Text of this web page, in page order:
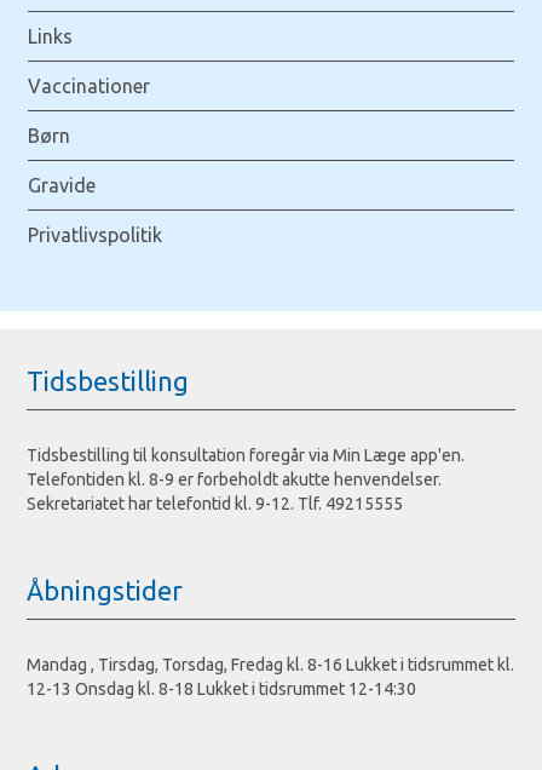
Links
Vaccinationer
Børn
Gravide
Privatlivspolitik
Tidsbestilling
Tidsbestilling til konsultation foregår via Min Læge app'en.
Telefontiden kl. 8-9 er forbeholdt akutte henvendelser.
Sekretariatet har telefontid kl. 9-12. Tlf. 49215555
Åbningstider
Mandag , Tirsdag, Torsdag, Fredag kl. 8-16 Lukket i tidsrummet kl.
12-13 Onsdag kl. 8-18 Lukket i tidsrummet 12-14:30